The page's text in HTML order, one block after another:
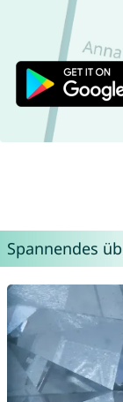
Spannendes